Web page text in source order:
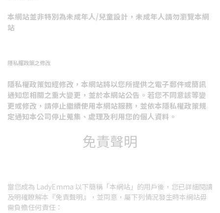
本網站並非特別為未成年人/兒童設計，未成年人請勿瀏覽本網
站
隱私權政策之修改
隱私權政策如經修改，本網站將以您所提供之電子郵件或簡訊
通知您相關之重大變更，並於本網站公告。若您不同意該等變
更或修改，請停止繼續使用本網站服務，並依本隱私權政策規
定通知本公司停止蒐集、處理及利用您的個人資料。
免責聲明
當您成為 LadyEmma 以下簡稱「本網站」的用戶後，您已詳細閱讀
及明確瞭解本『免責聲明』，並同意，屬下列情況發生時本網站毋
需負擔任何責任：